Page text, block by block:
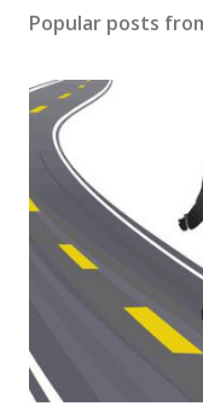
Popular posts